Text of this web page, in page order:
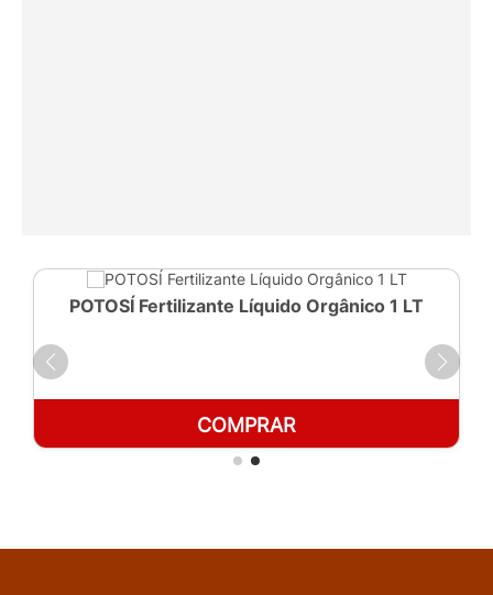
POTOSÍ Fertilizante Líquido Orgânico 1 LT
COMPRAR